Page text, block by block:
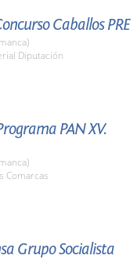
Caballos PRE
Diputación
PAN XV.
Comarcas
Grupo Socialista